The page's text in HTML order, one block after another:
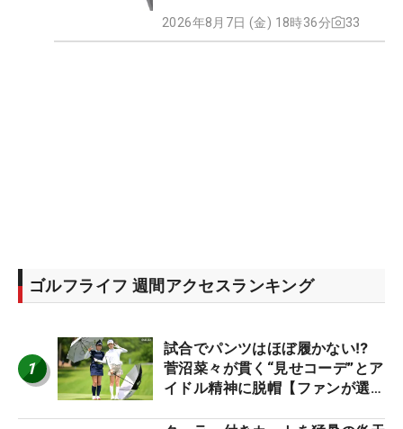
2026年8月7日 (金) 18時36分 33
ゴルフライフ 週間アクセスランキング
1
試合でパンツはほぼ履かない⁉
菅沼菜々が貫く“見せコーデ”とア
イドル精神に脱帽【ファンが選ぶ